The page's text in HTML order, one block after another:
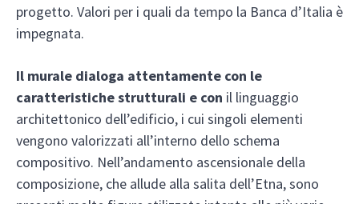
progetto. Valori per i quali da tempo la Banca d’Italia è
impegnata.
Il murale dialoga attentamente con le
caratteristiche strutturali e con il linguaggio
architettonico dell’edificio, i cui singoli elementi
vengono valorizzati all’interno dello schema
compositivo. Nell’andamento ascensionale della
composizione, che allude alla salita dell’Etna, sono